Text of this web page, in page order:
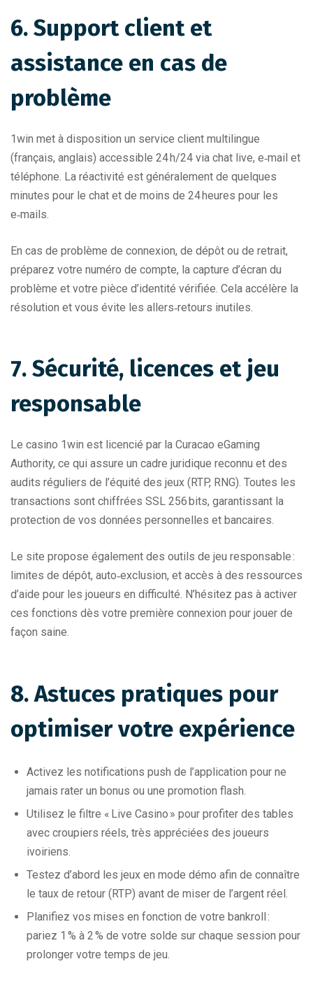
6. Support client et
assistance en cas de
problème
1win met à disposition un service client multilingue
(français, anglais) accessible 24 h/24 via chat live, e‑mail et
téléphone. La réactivité est généralement de quelques
minutes pour le chat et de moins de 24 heures pour les
e‑mails.
En cas de problème de connexion, de dépôt ou de retrait,
préparez votre numéro de compte, la capture d’écran du
problème et votre pièce d’identité vérifiée. Cela accélère la
résolution et vous évite les allers‑retours inutiles.
7. Sécurité, licences et jeu
responsable
Le casino 1win est licencié par la Curacao eGaming
Authority, ce qui assure un cadre juridique reconnu et des
audits réguliers de l’équité des jeux (RTP, RNG). Toutes les
transactions sont chiffrées SSL 256 bits, garantissant la
protection de vos données personnelles et bancaires.
Le site propose également des outils de jeu responsable :
limites de dépôt, auto‑exclusion, et accès à des ressources
d’aide pour les joueurs en difficulté. N’hésitez pas à activer
ces fonctions dès votre première connexion pour jouer de
façon saine.
8. Astuces pratiques pour
optimiser votre expérience
Activez les notifications push de l’application pour ne
jamais rater un bonus ou une promotion flash.
Utilisez le filtre « Live Casino » pour profiter des tables
avec croupiers réels, très appréciées des joueurs
ivoiriens.
Testez d’abord les jeux en mode démo afin de connaître
le taux de retour (RTP) avant de miser de l’argent réel.
Planifiez vos mises en fonction de votre bankroll :
pariez 1 % à 2 % de votre solde sur chaque session pour
prolonger votre temps de jeu.